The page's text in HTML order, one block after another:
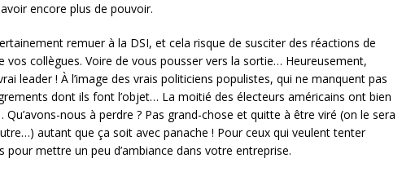
encore plus de pouvoir.
remuer à la DSI, et cela risque de susciter des réactions de
vos collègues. Voire de vous pousser vers la sortie… Heureusement,
leader ! À l’image des vrais politiciens populistes, qui ne manquent pas
dont ils font l’objet… La moitié des électeurs américains ont bien
nous à perdre ? Pas grand-chose et quitte à être viré (on le sera
autant que ça soit avec panache ! Pour ceux qui veulent tenter
pour mettre un peu d’ambiance dans votre entreprise.